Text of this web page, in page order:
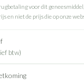
voor dit
en niet de prijs die op onze
btw)